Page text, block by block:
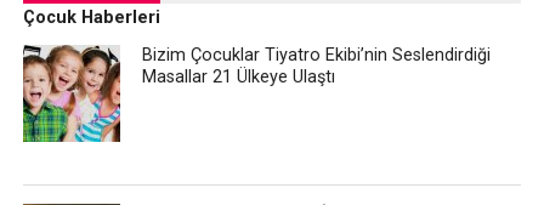
Çocuk Haberleri
Bizim Çocuklar Tiyatro Ekibi’nin Seslendirdiği
Masallar 21 Ülkeye Ulaştı